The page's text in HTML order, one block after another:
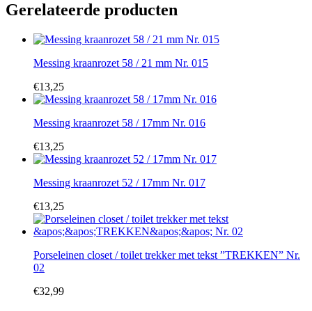
Gerelateerde producten
Messing kraanrozet 58 / 21 mm Nr. 015
€13,25
Messing kraanrozet 58 / 17mm Nr. 016
€13,25
Messing kraanrozet 52 / 17mm Nr. 017
€13,25
Porseleinen closet / toilet trekker met tekst ”TREKKEN” Nr.
02
€32,99